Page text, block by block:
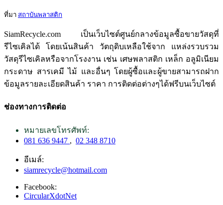
ที่มา สถาบันพลาสติก
SiamRecycle.com เป็นเว็บไซต์ศูนย์กลางข้อมูลซื้อขายวัสดุที่
รีไซเคิลได้ โดยเน้นสินค้า วัตถุดิบเหลือใช้จาก แหล่งรวบรวม
วัสดุรีไซเคิลหรือจากโรงงาน เช่น เศษพลาสติก เหล็ก อลูมิเนียม
กระดาษ สารเคมี ไม้ และอื่นๆ โดยผู้ซื้อและผู้ขายสามารถฝาก
ข้อมูลรายละเอียดสินค้า ราคา การติดต่อต่างๆได้ฟรีบนเว็บไซต์
ช่องทางการติดต่อ
หมายเลขโทรศัพท์:
081 636 9447 , 02 348 8710
อีเมล์:
siamrecycle@hotmail.com
Facebook:
CircularXdotNet